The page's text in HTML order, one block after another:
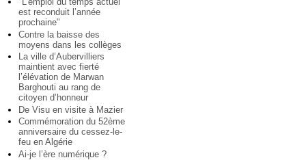
est reconduit l’année
prochaine"
Contre la baisse des
moyens dans les collèges
La ville d’Aubervilliers
maintient avec fierté
l’élévation de Marwan
Barghouti au rang de
citoyen d’honneur
De Visu en visite à Mazier
Commémoration du 52ème
anniversaire du cessez-le-
feu en Algérie
Ai-je l’ère numérique ?